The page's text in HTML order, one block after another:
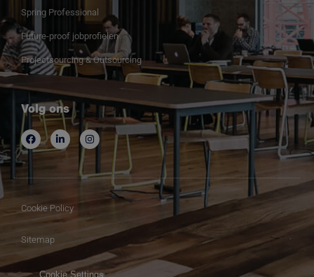
Spring Professional
Future-proof jobprofielen
Projectsourcing & Outsourcing
Volg ons
Cookie Policy
Sitemap
Cookie Settings